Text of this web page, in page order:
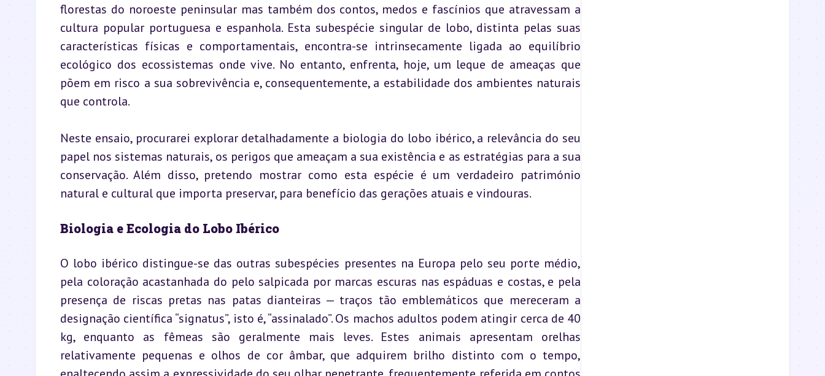
florestas do noroeste peninsular mas também dos contos, medos e fascínios que atravessam a
cultura popular portuguesa e espanhola. Esta subespécie singular de lobo, distinta pelas suas
características físicas e comportamentais, encontra-se intrinsecamente ligada ao equilíbrio
ecológico dos ecossistemas onde vive. No entanto, enfrenta, hoje, um leque de ameaças que
põem em risco a sua sobrevivência e, consequentemente, a estabilidade dos ambientes naturais
que controla.
Neste ensaio, procurarei explorar detalhadamente a biologia do lobo ibérico, a relevância do seu
papel nos sistemas naturais, os perigos que ameaçam a sua existência e as estratégias para a sua
conservação. Além disso, pretendo mostrar como esta espécie é um verdadeiro património
natural e cultural que importa preservar, para benefício das gerações atuais e vindouras.
Biologia e Ecologia do Lobo Ibérico
O lobo ibérico distingue-se das outras subespécies presentes na Europa pelo seu porte médio,
pela coloração acastanhada do pelo salpicada por marcas escuras nas espáduas e costas, e pela
presença de riscas pretas nas patas dianteiras — traços tão emblemáticos que mereceram a
designação científica “signatus”, isto é, “assinalado”. Os machos adultos podem atingir cerca de 40
kg, enquanto as fêmeas são geralmente mais leves. Estes animais apresentam orelhas
relativamente pequenas e olhos de cor âmbar, que adquirem brilho distinto com o tempo,